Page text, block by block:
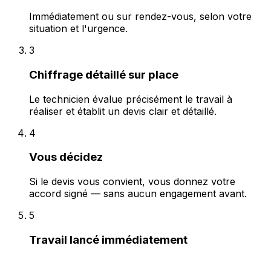
Immédiatement ou sur rendez-vous, selon votre
situation et l'urgence.
3
Chiffrage détaillé sur place
Le technicien évalue précisément le travail à
réaliser et établit un devis clair et détaillé.
4
Vous décidez
Si le devis vous convient, vous donnez votre
accord signé — sans aucun engagement avant.
5
Travail lancé immédiatement